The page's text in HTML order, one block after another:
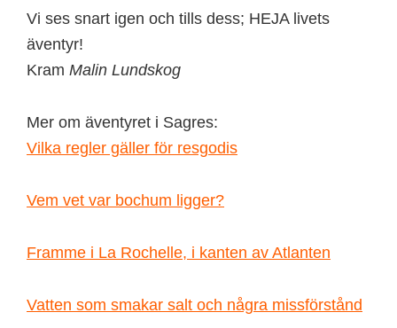
Vi ses snart igen och tills dess; HEJA livets
äventyr!
Kram Malin Lundskog
Mer om äventyret i Sagres:
Vilka regler gäller för resgodis
Vem vet var bochum ligger?
Framme i La Rochelle, i kanten av Atlanten
Vatten som smakar salt och några missförstånd